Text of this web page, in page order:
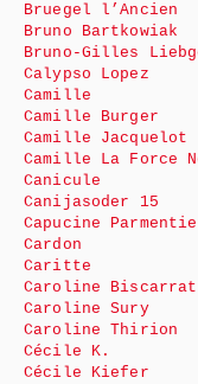
Bruegel l’Ancien
Bruno Bartkowiak
Bruno-Gilles
Calypso Lopez
Camille
Camille Burger
Camille Jacquelot
Camille La Force
Canicule
Canijasoder 15
Capucine
Cardon
Caritte
Caroline Biscarrat
Caroline Sury
Caroline Thirion
Cécile K.
Cécile Kiefer